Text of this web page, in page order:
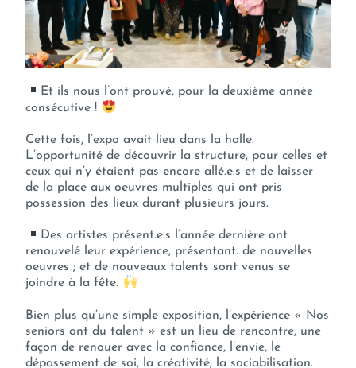
Et ils nous l’ont prouvé, pour la deuxième année
consécutive !
Cette fois, l’expo avait lieu dans la halle.
L’opportunité de découvrir la structure, pour celles et
ceux qui n’y étaient pas encore allé.e.s et de laisser
de la place aux oeuvres multiples qui ont pris
possession des lieux durant plusieurs jours.
Des artistes présent.e.s l’année dernière ont
renouvelé leur expérience, présentant. de nouvelles
oeuvres ; et de nouveaux talents sont venus se
joindre à la fête.
Bien plus qu’une simple exposition, l’expérience « Nos
seniors ont du talent » est un lieu de rencontre, une
façon de renouer avec la confiance, l’envie, le
dépassement de soi, la créativité, la sociabilisation.